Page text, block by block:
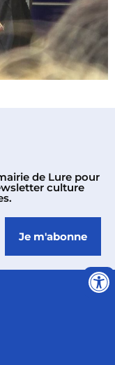
de Lure pour
culture
Je m'abonne